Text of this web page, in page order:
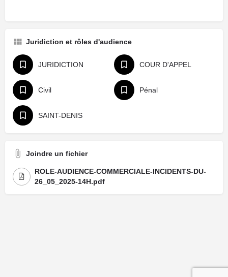
Juridiction et rôles d'audience
JURIDICTION COUR D'APPEL
Civil Pénal
SAINT-DENIS
Joindre un fichier
ROLE-AUDIENCE-COMMERCIALE-INCIDENTS-DU-
26_05_2025-14H.pdf